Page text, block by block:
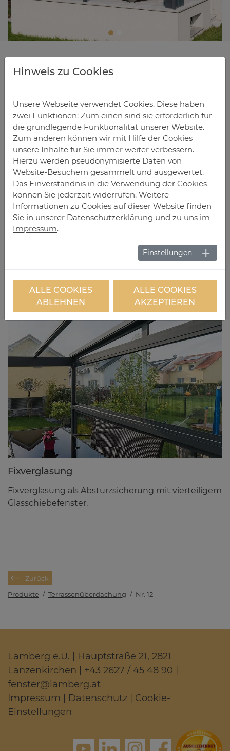
DE­TAILS
Das bestehende Fallrohr wird durch ein Alupaneel
geleitet.
Fix­ver­gla­sung
Fixverglasung als Absturzsicherung mit vierteiligem
Glasschiebefenster.
Zurück
Produkte / Terrassenüberdachung / Nr. 12
Lamberg e.U. | Hauptstraße 21, 2821
Lanzenkirchen | +43 2627 / 45 48 90
fenster@ lamberg.at
Impressum
Datenschutz
Cookie-
Einstellungen
Hinweis zu Cookies
Unsere Webseite verwendet Cookies. Diese haben
zwei Funktionen: Zum einen sind sie erforderlich für
die grundlegende Funktionalität unserer Website.
Zum anderen können wir mit Hilfe der Cookies
unsere Inhalte für Sie immer weiter verbessern.
Hierzu werden pseudonymisierte Daten von
Website-Besuchern gesammelt und ausgewertet.
Das Einverständnis in die Verwendung der Cookies
können Sie jederzeit widerrufen. Weitere
Informationen zu Cookies auf dieser Website finden
Sie in unserer Datenschutzerklärung und zu uns im
Impressum.
Einstellungen
ALLE COOKIES
ABLEHNEN
ALLE COOKIES
AKZEPTIEREN